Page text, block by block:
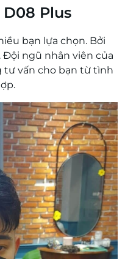
Plus
bạn lựa chọn. Bởi
ngũ nhân viên của
tư vấn cho bạn từ tình